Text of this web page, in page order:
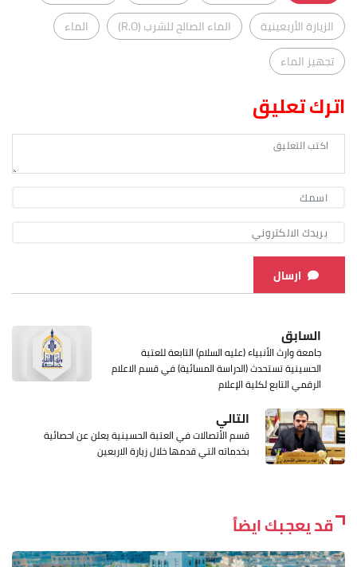
الزيارة الأربعينية
الماء الصالح للشرب (R.O)
الماء
تجهيز الماء
اترك تعليق
ارسال
السابق
جامعة وارث الأنبياء (عليه السلام) التابعة للعتبة
الحسينية تستحدث (الدراسة المسائية) في قسم الاعلام
الرقمي التابع لكلية الإعلام
التالي
قسم الأتصالات في العتبة الحسينية يعلن عن احصائية
بخدماته التي قدمها خلال زيارة الاربعين
قد يعجبك ايضاً